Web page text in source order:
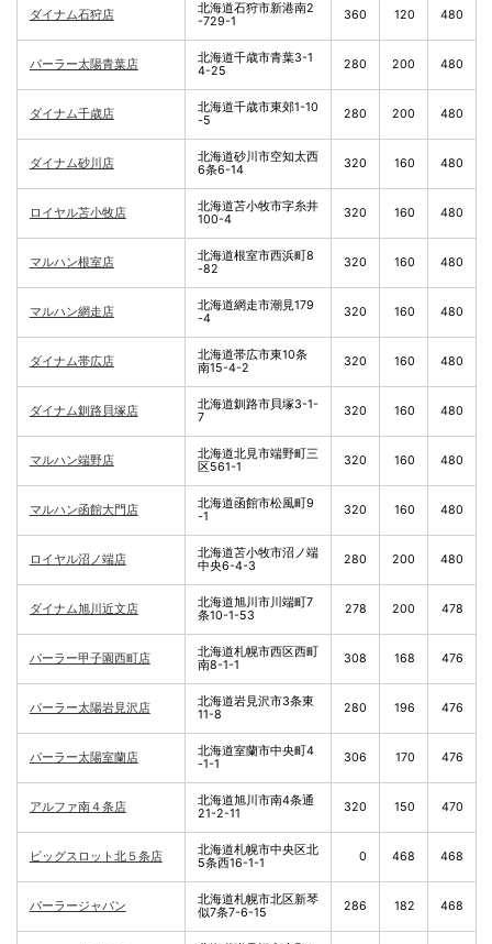
ダイナム石狩店
北海道石狩市新港南2
-729-1
360 120 480
パーラー太陽青葉店
北海道千歳市青葉3-1
4-25
280 200 480
ダイナム千歳店
北海道千歳市東郊1-10
-5
280 200 480
ダイナム砂川店
北海道砂川市空知太西
6条6-14
320 160 480
ロイヤル苫小牧店
北海道苫小牧市字糸井
100-4
320 160 480
マルハン根室店
北海道根室市西浜町8
-82
320 160 480
マルハン網走店
北海道網走市潮見179
-4
320 160 480
ダイナム帯広店
北海道帯広市東10条
南15-4-2
320 160 480
ダイナム釧路貝塚店
北海道釧路市貝塚3-1-
7
320 160 480
マルハン端野店
北海道北見市端野町三
区561-1
320 160 480
マルハン函館大門店
北海道函館市松風町9
-1
320 160 480
ロイヤル沼ノ端店
北海道苫小牧市沼ノ端
中央6-4-3
280 200 480
ダイナム旭川近文店
北海道旭川市川端町7
条10-1-53
278 200 478
パーラー甲子園西町店
北海道札幌市西区西町
南8-1-1
308 168 476
パーラー太陽岩見沢店
北海道岩見沢市3条東
11-8
280 196 476
パーラー太陽室蘭店
北海道室蘭市中央町4
-1-1
306 170 476
アルファ南４条店
北海道旭川市南4条通
21-2-11
320 150 470
ビッグスロット北５条店
北海道札幌市中央区北
5条西16-1-1
0 468 468
パーラージャパン
北海道札幌市北区新琴
似7条7-6-15
286 182 468